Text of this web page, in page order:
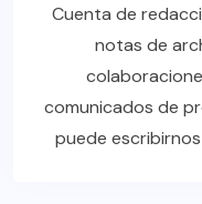
Cuenta de
notas de
comunicados de
puede